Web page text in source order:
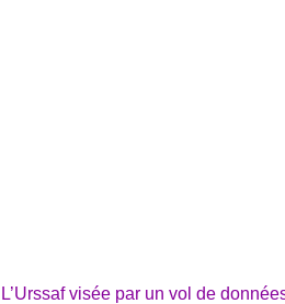
L’Urssaf visée par un vol de